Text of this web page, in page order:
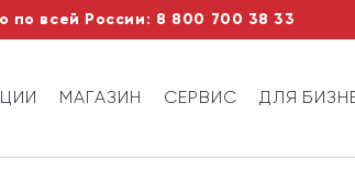
по всей России: 8 800 700 38 33
МАГАЗИН СЕРВИС ДЛЯ